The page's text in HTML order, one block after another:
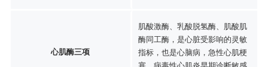
心肌酶三项
肌酸激酶、乳酸脱氢酶、肌酸肌
酶同工酶，是心脏受影响的灵敏
指标，也是心脑病，急性心肌梗
塞，病毒性心肌炎早期诊断敏感